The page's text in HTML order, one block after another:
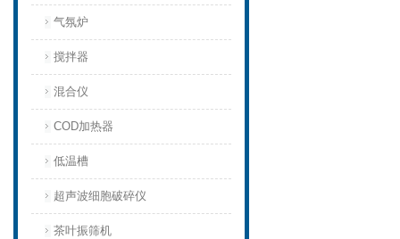
气氛炉
搅拌器
混合仪
COD加热器
低温槽
超声波细胞破碎仪
茶叶振筛机